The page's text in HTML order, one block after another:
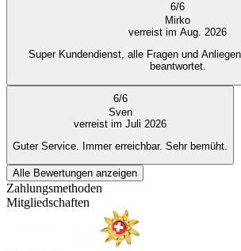
6/6
Mirko
verreist im Aug. 2026
Super Kundendienst, alle Fragen und
beantwortet.
6/6
Sven
verreist im Juli 2026
Guter Service. Immer erreichbar. Sehr bemüht.
Alle Bewertungen anzeigen
Zahlungsmethoden
Mitgliedschaften